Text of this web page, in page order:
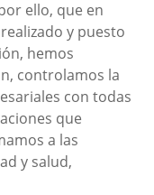
ello, que en
y puesto
hemos
controlamos la
con todas
que
a las
y salud,